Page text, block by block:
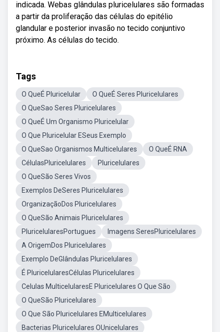
indicada. Webas glândulas pluricelulares são formadas
a partir da proliferação das células do epitélio
glandular e posterior invasão no tecido conjuntivo
próximo. As células do tecido.
Tags
O QueÉ Pluricelular
O QueÉ Seres Pluricelulares
O QueSao Seres Pluricelulares
O QueÉ Um Organismo Pluricelular
O Que Pluricelular ESeus Exemplo
O QueSao Organismos Multicelulares
O QueÉ RNA
CélulasPluricelulares
Pluricelulares
O QueSão Seres Vivos
Exemplos DeSeres Pluricelulares
OrganizaçãoDos Pluricelulares
O QueSão Animais Pluricelulares
PluricelularesPortugues
Imagens SeresPluricelulares
A OrigemDos Pluricelulares
Exemplo DeGlândulas Pluricelulares
É PluricelularesCélulas Pluricelulares
Celulas MulticelularesE Pluricelulares O Que São
O QueSão Pluricelulares
O Que São Pluricelulares EMulticelulares
Bacterias Pluricelulares OUnicelulares